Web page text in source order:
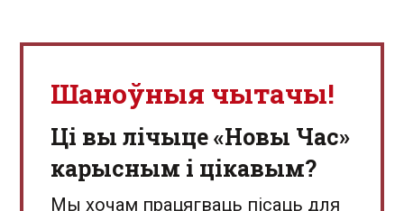
Шаноўныя чытачы!
Ці вы лічыце «Новы Час»
карысным і цікавым?
Мы хочам працягваць пісаць для